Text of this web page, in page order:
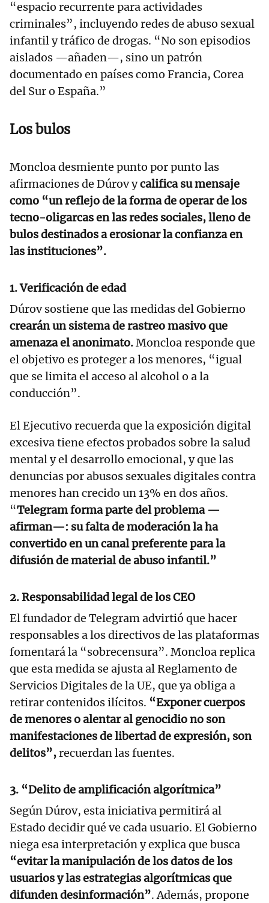
“espacio recurrente para actividades
criminales”, incluyendo redes de abuso sexual
infantil y tráfico de drogas. “No son episodios
aislados —añaden—, sino un patrón
documentado en países como Francia, Corea
del Sur o España.”
Los bulos
Moncloa desmiente punto por punto las
afirmaciones de Dúrov ycalifica su mensaje
como “un reflejo de la forma de operar de los
tecno-oligarcas en las redes sociales, lleno de
bulos destinados a erosionar la confianza en
las instituciones”.
1. Verificación de edad
Dúrov sostiene que las medidas del Gobierno
crearán un sistema de rastreo masivo que
amenaza el anonimato.Moncloa responde que
el objetivo es proteger a los menores, “igual
que se limita el acceso al alcohol o a la
conducción”.
El Ejecutivo recuerda que la exposición digital
excesiva tiene efectos probados sobre la salud
mental y el desarrollo emocional, y que las
denuncias por abusos sexuales digitales contra
menores han crecido un 13% en dos años.
“Telegram forma parte del problema —
afirman—: su falta de moderación la ha
convertido en un canal preferente para la
difusión de material de abuso infantil.”
2. Responsabilidad legal de los CEO
El fundador de Telegram advirtió que hacer
responsables a los directivos de las plataformas
fomentará la “sobrecensura”. Moncloa replica
que esta medida se ajusta al Reglamento de
Servicios Digitales de la UE, que ya obliga a
retirar contenidos ilícitos. “Exponer cuerpos
de menores o alentar al genocidio no son
manifestaciones de libertad de expresión, son
delitos”,recuerdan las fuentes.
3. “Delito de amplificación algorítmica”
Según Dúrov, esta iniciativa permitirá al
Estado decidir qué ve cada usuario. El Gobierno
niega esa interpretación y explica que busca
“evitar la manipulación de los datos de los
usuarios y las estrategias algorítmicas que
difunden desinformación”. Además, propone